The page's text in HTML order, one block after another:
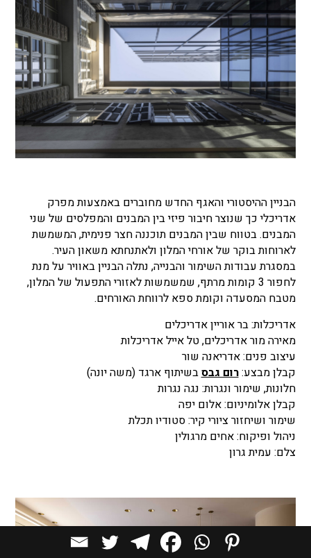
הבניין ההיסטורי והאגף החדש מחוברים באמצעות מפרק
אדריכלי כך שנוצר חיבור פיזי בין המבנים והמפלסים של שני
המבנים. בטווח שבין המבנים תוכננה חצר פנימית, המשמשת
לארוחות בוקר של אורחי המלון ולאתנחתא משאון העיר.
במסגרת עבודות השימור והבנייה, נתלה הבניין באוויר על מנת
לחפור 3 קומות מרתף, שמשמשות לאזורי התפעול של המלון,
מטבח המסעדה וקומת ספא לרווחת האורחים.
אדריכלות: בר אוריין אדריכלים
מאירה מור אדריכלים, טל אייל אדריכלות
עיצוב פנים: אדריאנה שור
קבלן מבצע:רום גבסבשיתוף ארגד (משה יונה)
חלונות, שימור ונגרות: נגה נגרות
קבלן אלומיניום: אלום יפה
שימור ושיחזור ציורי קיר: סטודיו תכלת
ניהול ופיקוח: אחים מרגולין
צלם: עמית גרון